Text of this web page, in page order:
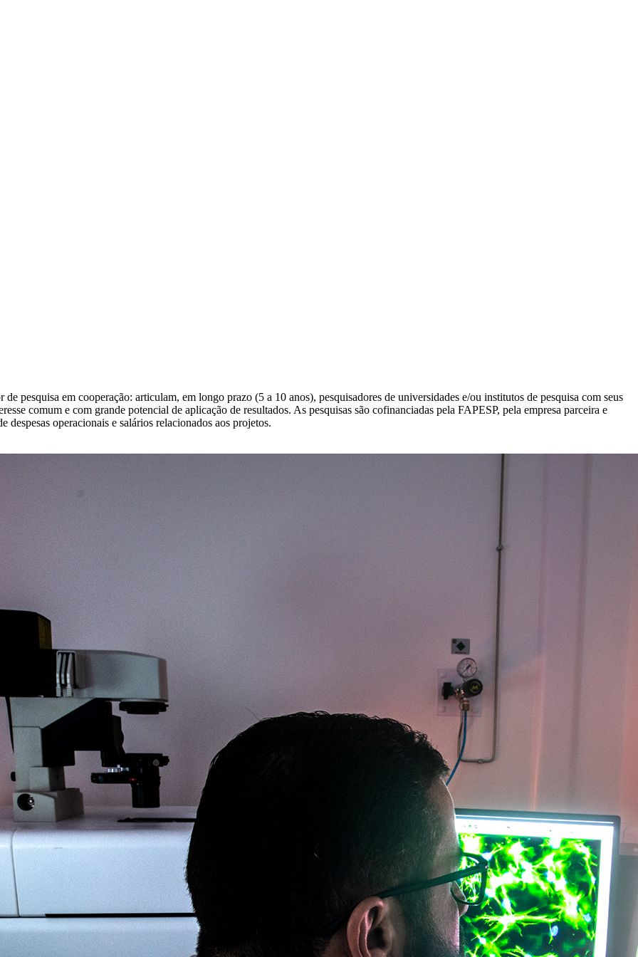
pesquisa em cooperação: articulam, em longo prazo (5 a 10 anos), pesquisadores de universidades e/ou institutos de pesquisa com seus
comum e com grande potencial de aplicação de resultados. As pesquisas são cofinanciadas pela FAPESP, pela empresa parceira e
despesas operacionais e salários relacionados aos projetos.